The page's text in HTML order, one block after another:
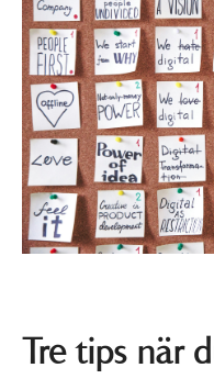
Tre tips när